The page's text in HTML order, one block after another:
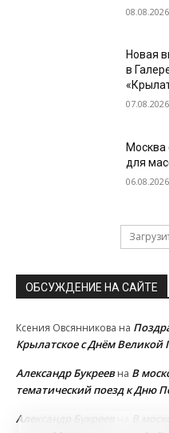
08.08.2026
Новая
в
07.08.2026
Москва
для
06.08.2026
ОБСУЖДЕНИЕ НА САЙТЕ
Ксения Овсянникова на
Крылатское с Днём Великой
Александр Букреевна В
тематический поезд к Дню
Александр Букреев